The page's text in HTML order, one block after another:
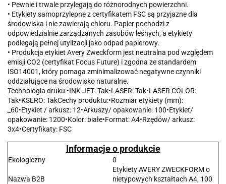
• Pewnie i trwale przylegają do różnorodnych powierzchni.
• Etykiety samoprzylepne z certyfikatem FSC są przyjazne dla
środowiska i nie zawierają chloru. Papier pochodzi z
odpowiedzialnie zarządzanych zasobów leśnych, a etykiety
podlegają pełnej utylizacji jako odpad papierowy.
• Produkcja etykiet Avery Zweckform jest neutralna pod względem
emisji CO2 (certyfikat Focus Future) i zgodna ze standardem
ISO14001, który pomaga zminimalizować negatywne czynniki
oddziałujące na środowisko naturalne.
Technologia druku:•INK JET: Tak•LASER: Tak•LASER COLOR:
Tak•KSERO: TakCechy produktu:•Rozmiar etykiety (mm):
_60•Etykiet / arkusz: 12•Arkuszy/ opakowanie: 100•Etykiet/
opakowanie: 1200•Kolor: białe•Format: A4•Rzędów/ arkusz:
3x4•Certyfikaty: FSC
Informacje o produkcie
Ekologiczny 0
Nazwa B2B
Etykiety AVERY ZWECKFORM o
nietypowych kształtach A4, 100